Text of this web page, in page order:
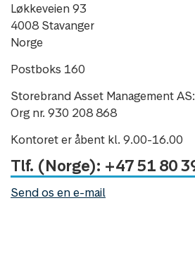
Løkkeveien 93
4008 Stavanger
Norge
Postboks 160
Storebrand Asset Management AS:
Org nr. 930 208 868
Kontoret er åbent kl. 9.00-16.00
Tlf. (Norge): +47 51 80
Send os en e-mail